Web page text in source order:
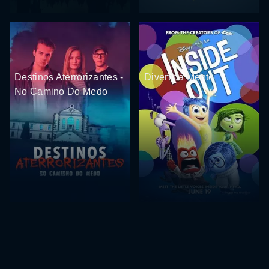
Destinos Aterrorizantes -
No Camino Do Medo
Divertida Mente